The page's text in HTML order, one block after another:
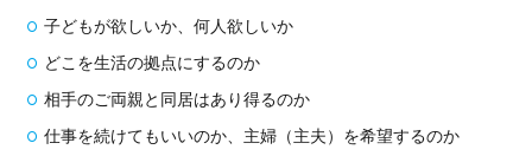
子どもが欲しいか、何人欲しいか
どこを生活の拠点にするのか
相手のご両親と同居はあり得るのか
仕事を続けてもいいのか、主婦（主夫）を希望するのか